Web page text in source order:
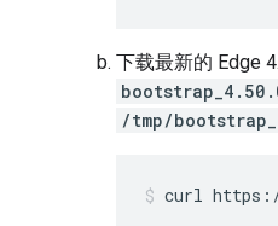
下载最新的 Edge
/tmp/
curl https://